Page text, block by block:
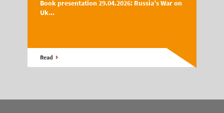
Book presentation 29.04.2026: Russia’s War on
Uk...
Read